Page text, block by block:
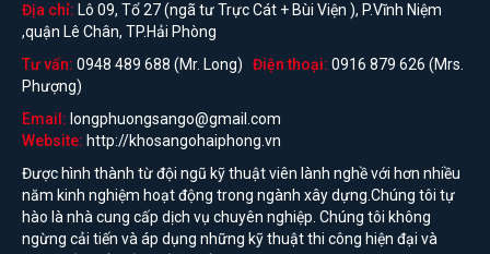
Địa chỉ: Lô 09, Tổ 27 (ngã tư Trực Cát + Bùi Viện ), P.Vĩnh Niệm
,quận Lê Chân, TP.Hải Phòng
Tư vấn: 0948 489 688 (Mr. Long) Điện thoại: 0916 879 626 (Mrs.
Phượng)
Email: longphuongsango@gmail.com
Website: http://khosangohaiphong.vn
Được hình thành từ đội ngũ kỹ thuật viên lành nghề với hơn nhiều
năm kinh nghiệm hoạt động trong ngành xây dựng.Chúng tôi tự
hào là nhà cung cấp dịch vụ chuyên nghiệp. Chúng tôi không
ngừng cải tiến và áp dụng những kỹ thuật thi công hiện đại và